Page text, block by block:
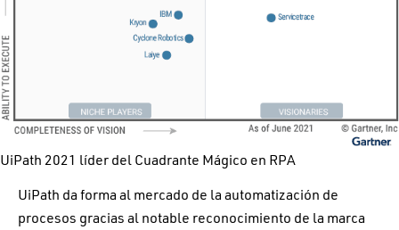
UiPath 2021 líder del Cuadrante Mágico en RPA
UiPath da forma al mercado de la automatización de
procesos gracias al notable reconocimiento de la marca